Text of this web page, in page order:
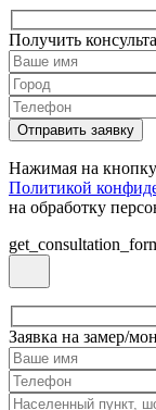
Получить
Нажимая на кнопку
Политикой
на обработку
Заявка на замер/